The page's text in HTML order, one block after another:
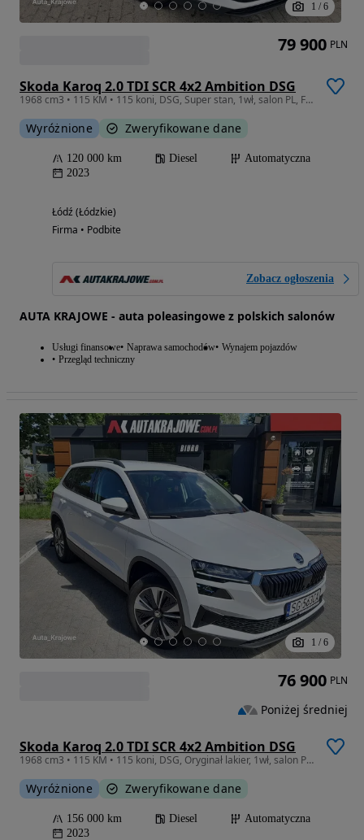
1 / 6
Skoda Karoq 2.0 TDI SCR 4x2 Ambition DSG
1968 cm3 • 115 KM • 115 koni, DSG, Super stan, 1wł, salon PL, FV 23% SG791CF
Wyróżnione Zweryfikowane dane
120 000 km Diesel
Automatyczna
2023
Łódź (Łódzkie)
Firma • Podbite
Zobacz ogłoszenia
AUTA KRAJOWE - auta poleasingowe z polskich salonów
Usługi finansowe Naprawa samochodów Wynajem pojazdów
Przegląd techniczny
79 900 PLN
1 / 6
Skoda Karoq 2.0 TDI SCR 4x2 Ambition DSG
1968 cm3 • 115 KM • 115 koni, DSG, Oryginał lakier, 1wł, salon PL, FV 23% SG563CA
Wyróżnione Zweryfikowane dane
156 000 km Diesel
Automatyczna
2023
76 900 PLN
Poniżej średniej